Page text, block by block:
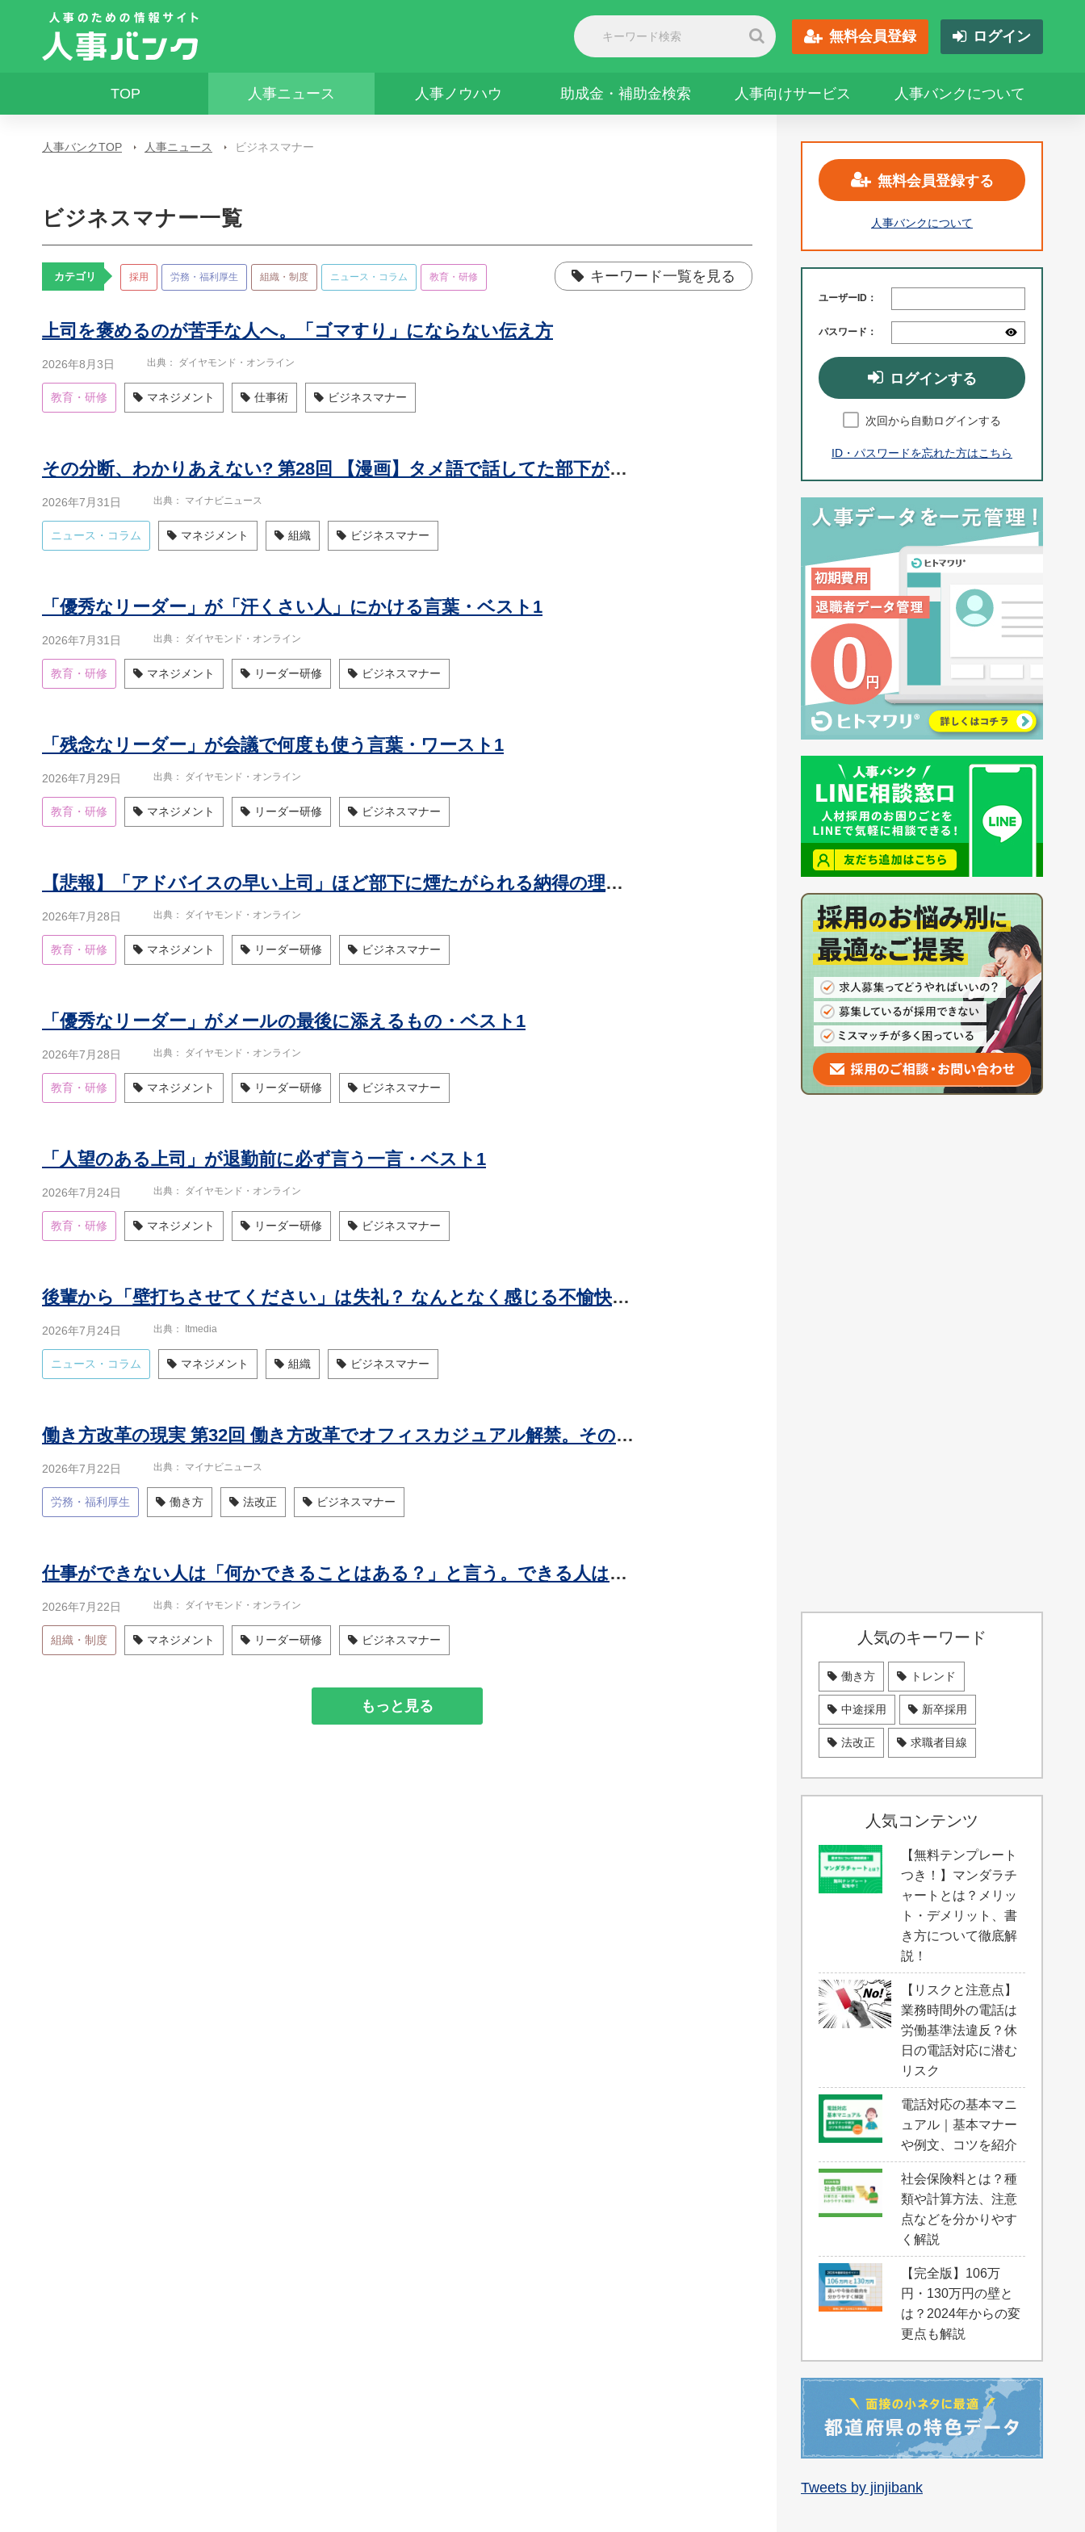
無料会員登録 ログイン
TOP 人事ニュース 人事ノウハウ 助成金・補助金検索 人事向けサービス 人事バンクについて
人事バンクTOP 人事ニュース ビジネスマナー
ビジネスマナー一覧
カテゴリ 採用 労務・福利厚生 組織・制度 ニュース・コラム 教育・研修 キーワード一覧を見る
上司を褒めるのが苦手な人へ。「ゴマすり」にならない伝え方
2026年8月3日 出典 ダイヤモンド・オンライン
教育・研修 マネジメント 仕事術 ビジネスマナー
その分断、わかりあえない? 第28回 【漫画】タメ語で話してた部下が年上だったら…? "年上部下"と"年下上司"の敬語問題、意外と難しい
2026年7月31日 出典 マイナビニュース
ニュース・コラム マネジメント 組織 ビジネスマナー
「優秀なリーダー」が「汗くさい人」にかける言葉・ベスト1
2026年7月31日 出典 ダイヤモンド・オンライン
教育・研修 マネジメント リーダー研修 ビジネスマナー
「残念なリーダー」が会議で何度も使う言葉・ワースト1
2026年7月29日 出典 ダイヤモンド・オンライン
教育・研修 マネジメント リーダー研修 ビジネスマナー
【悲報】「アドバイスの早い上司」ほど部下に煙たがられる納得の理由・ワースト1
2026年7月28日 出典 ダイヤモンド・オンライン
教育・研修 マネジメント リーダー研修 ビジネスマナー
「優秀なリーダー」がメールの最後に添えるもの・ベスト1
2026年7月28日 出典 ダイヤモンド・オンライン
教育・研修 マネジメント リーダー研修 ビジネスマナー
「人望のある上司」が退勤前に必ず言う一言・ベスト1
2026年7月24日 出典 ダイヤモンド・オンライン
教育・研修 マネジメント リーダー研修 ビジネスマナー
後輩から「壁打ちさせてください」は失礼？ なんとなく感じる不愉快さの正体
2026年7月24日 出典 Itmedia
ニュース・コラム マネジメント 組織 ビジネスマナー
働き方改革の現実 第32回 働き方改革でオフィスカジュアル解禁。その初日に起きたこと
2026年7月22日 出典 マイナビニュース
労務・福利厚生 働き方 法改正 ビジネスマナー
仕事ができない人は「何かできることはある？」と言う。できる人はどう言う？
2026年7月22日 出典 ダイヤモンド・オンライン
組織・制度 マネジメント リーダー研修 ビジネスマナー
もっと見る
無料会員登録する
人事バンクについて
ユーザーID：
パスワード：
ログインする
次回から自動ログインする
ID・パスワードを忘れた方はこちら
人気のキーワード
働き方 トレンド
中途採用 新卒採用
法改正 求職者目線
人気コンテンツ
【無料テンプレート
つき！】マンダラチ
ャートとは？メリッ
ト・デメリット、書
き方について徹底解
説！
【リスクと注意点】
業務時間外の電話は
労働基準法違反？休
日の電話対応に潜む
リスク
電話対応の基本マニ
ュアル｜基本マナー
や例文、コツを紹介
社会保険料とは？種
類や計算方法、注意
点などを分かりやす
く解説
【完全版】106万
円・130万円の壁と
は？2024年からの変
更点も解説
Tweets by jinjibank